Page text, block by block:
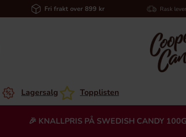
Fri frakt over 899 kr Rask
Lagersalg Topplisten
🎉 KNALLPRIS PÅ SWEDISH CANDY